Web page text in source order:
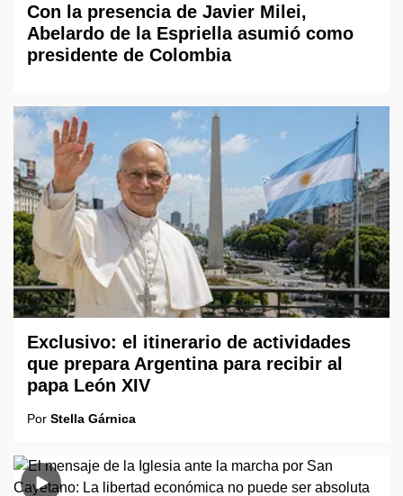
Con la presencia de Javier Milei,
Abelardo de la Espriella asumió como
presidente de Colombia
Exclusivo: el itinerario de actividades
que prepara Argentina para recibir al
papa León XIV
Por Stella Gárnica